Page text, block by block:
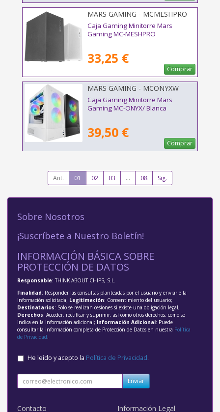
MARS GAMING - MCMESHPRO
Caja Gaming Minitorre Mars
Gaming MC-MESHPRO
33,25 €
Comprar
MARS GAMING - MCONYXW
Caja Gaming Minitorre Mars
Gaming MC-ONYX/ Blanca
39,50 €
Comprar
Ant. 01 02 03 ... 08 Sig.
Sobre Nosotros
¡Suscríbete a Nuestro Boletín!
INFORMACIÓN BÁSICA SOBRE
PROTECCIÓN DE DATOS
Responsable: THINK ABOUT CHIPS, S.L.
Finalidad: Responder las consultas planteadas por el usuario y enviarle la
información solicitada; Legitimación: Consentimiento del usuario;
Destinatarios: Solo se realizan cesiones si existe una obligación legal;
Derechos: Acceder, rectificar y suprimir, así como otros derechos, como se
indica en la información adicional; Información Adicional: Puede
consultar la información completa de Protección de Datos en nuestra Política
de Privacidad.
He leído y acepto la Política de Privacidad.
Enviar
Contacto Información Legal